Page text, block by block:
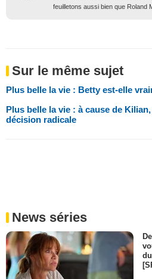
feuilletons aussi bien que Roland
Sur le même sujet
Plus belle la vie : Betty est-elle
Plus belle la vie : à cause de
décision radicale
News séries